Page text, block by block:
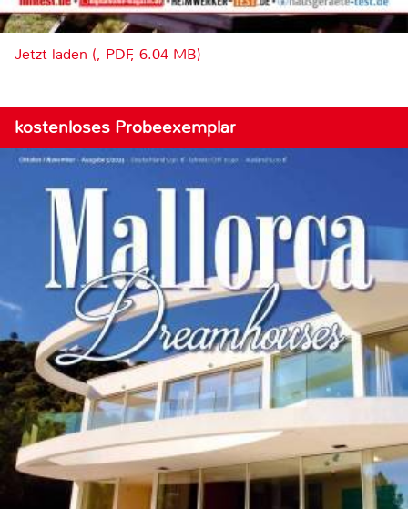
Jetzt laden (, PDF, 6.04 MB)
kostenloses Probeexemplar